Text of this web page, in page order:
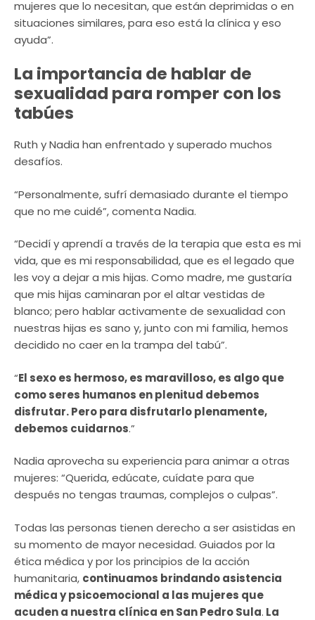
mujeres que lo necesitan, que están deprimidas o en
situaciones similares, para eso está la clínica y eso
ayuda”.
La importancia de hablar de
sexualidad para romper con los
tabúes
Ruth y Nadia han enfrentado y superado muchos
desafíos.
“Personalmente, sufrí demasiado durante el tiempo
que no me cuidé”, comenta Nadia.
“Decidí y aprendí a través de la terapia que esta es mi
vida, que es mi responsabilidad, que es el legado que
les voy a dejar a mis hijas. Como madre, me gustaría
que mis hijas caminaran por el altar vestidas de
blanco; pero hablar activamente de sexualidad con
nuestras hijas es sano y, junto con mi familia, hemos
decidido no caer en la trampa del tabú”.
“El sexo es hermoso, es maravilloso, es algo que
como seres humanos en plenitud debemos
disfrutar. Pero para disfrutarlo plenamente,
debemos cuidarnos.”
Nadia aprovecha su experiencia para animar a otras
mujeres: “Querida, edúcate, cuídate para que
después no tengas traumas, complejos o culpas”.
Todas las personas tienen derecho a ser asistidas en
su momento de mayor necesidad. Guiados por la
ética médica y por los principios de la acción
humanitaria, continuamos brindando asistencia
médica y psicoemocional a las mujeres que
acuden a nuestra clínica en San Pedro Sula. La